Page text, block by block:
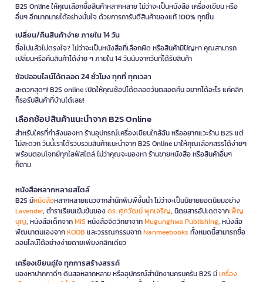
B2S Online ให้คุณเลือกซื้อสินค้าหลากหลาย ไม่ว่าจะเป็นหนังสือ เครื่องเขียน หรือ
อื่นๆ อีกมากมายได้อย่างมั่นใจ ด้วยการการันตีสินค้าของแท้ 100% ทุกชิ้น
เปลี่ยน/คืนสินค้าง่าย ภายใน 14 วัน
ซื้อไปแล้วไม่ตรงใจ? ไม่ว่าจะเป็นหนังสือที่เลือกผิด หรือสินค้ามีปัญหา คุณสามารถ
เปลี่ยนหรือคืนสินค้าได้ง่าย ๆ ภายใน 14 วันนับจากวันที่ได้รับสินค้า
ช้อปออนไลน์ได้ตลอด 24 ชั่วโมง ทุกที่ ทุกเวลา
สะดวกสุดๆ! B2S online เปิดให้คุณช้อปได้ตลอดวันตลอดคืน อยากได้อะไร แค่คลิก
ก็รอรับสินค้าที่บ้านได้เลย!
เลือกช้อปสินค้าแนะนำจาก B2S Online
สำหรับใครที่กำลังมองหา ร้านอุปกรณ์เครื่องเขียนใกล้ฉัน หรืออยากแวะร้าน B2S แต่
ไม่สะดวก วันนี้เราได้รวบรวมสินค้าแนะนำจาก B2S Online มาให้คุณเลือกสรรได้ง่ายๆ
พร้อมตอบโจทย์ทุกไลฟ์สไตล์ ไม่ว่าคุณจะมองหา ร้านขายหนังสือ หรือสินค้าอื่นๆ
ก็ตาม
หนังสือหลากหลายสไตล์
B2S มีหนังสือหลากหลายแนวจากสำนักพิมพ์ชั้นนำ ไม่ว่าจะเป็นนิยายยอดนิยมอย่าง
Lavender, ตำราเรียนเข้มข้นของดร. ศุภวัฒน์ พุกเจริญ, นิตยสารอัปเดตจากเพ็ญ
บุญ, หนังสือเด็กจากMIS หนังสือจิตวิทยาจากMugunghwa Publishing, หนังสือ
พัฒนาตนเองจากKOOB และวรรณกรรมจากNanmeebooks ทั้งหมดนี้สามารถซื้อ
ออนไลน์ได้อย่างง่ายดายเพียงคลิกเดียว
เครื่องเขียนคู่ใจ ทุกการสร้างสรรค์
มองหาปากกาดีๆ ดินสอหลากหลาย หรืออุปกรณ์สำนักงานครบครัน B2S มีเครื่อง